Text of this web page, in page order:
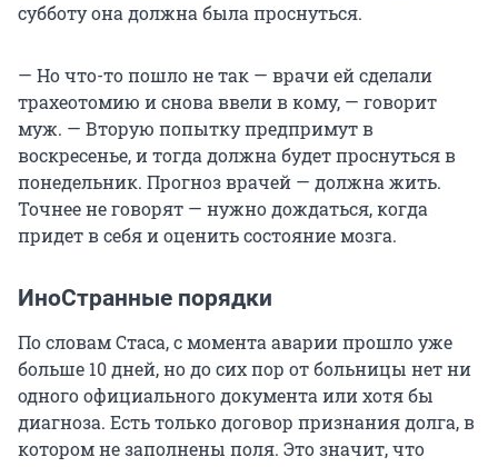
субботу она должна была проснуться.
— Но что-то пошло не так — врачи ей сделали
трахеотомию и снова ввели в кому, — говорит
муж. — Вторую попытку предпримут в
воскресенье, и тогда должна будет проснуться в
понедельник. Прогноз врачей — должна жить.
Точнее не говорят — нужно дождаться, когда
придет в себя и оценить состояние мозга.
ИноСтранные порядки
По словам Стаса, с момента аварии прошло уже
больше 10 дней, но до сих пор от больницы нет ни
одного официального документа или хотя бы
диагноза. Есть только договор признания долга, в
котором не заполнены поля. Это значит, что